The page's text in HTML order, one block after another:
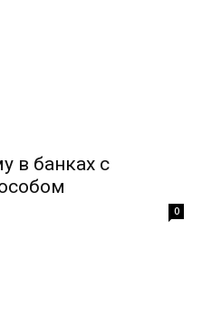
в банках с
0